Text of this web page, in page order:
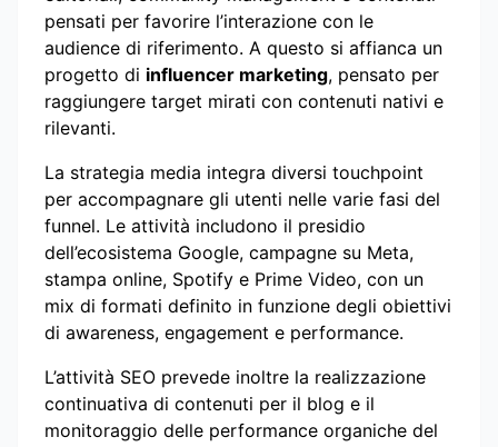
pensati per favorire l’interazione con le
audience di riferimento. A questo si affianca un
progetto di influencer marketing, pensato per
raggiungere target mirati con contenuti nativi e
rilevanti.
La strategia media integra diversi touchpoint
per accompagnare gli utenti nelle varie fasi del
funnel. Le attività includono il presidio
dell’ecosistema Google, campagne su Meta,
stampa online, Spotify e Prime Video, con un
mix di formati definito in funzione degli obiettivi
di awareness, engagement e performance.
L’attività SEO prevede inoltre la realizzazione
continuativa di contenuti per il blog e il
monitoraggio delle performance organiche del